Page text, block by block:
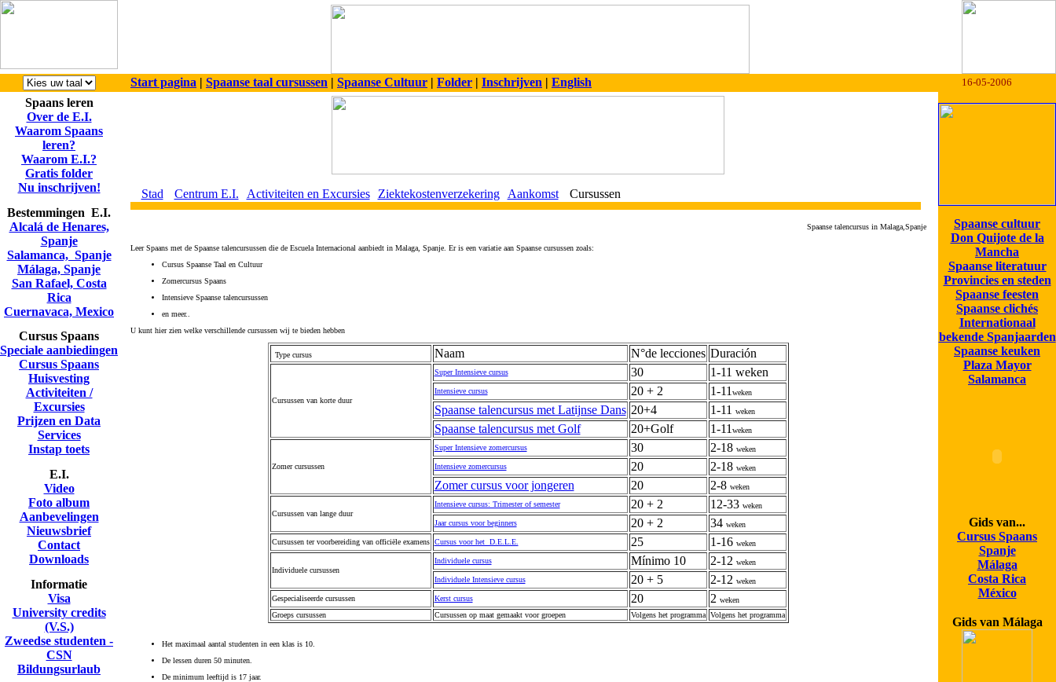
Start pagina | Spaanse taal cursussen | Spaanse Cultuur | Folder | Inschrijven | English 16-05-2006
Spaans leren
Over de E.I.
Waarom Spaans
leren?
Waarom E.I.?
Gratis folder
Nu inschrijven!
Bestemmingen E.I.
Alcalá de Henares,
Spanje
Salamanca, Spanje
Málaga, Spanje
San Rafael, Costa
Rica
Cuernavaca, Mexico
Cursus Spaans
Speciale aanbiedingen
Cursus Spaans
Huisvesting
Activiteiten /
Excursies
Prijzen en Data
Services
Instap toets
E.I.
Video
Foto album
Aanbevelingen
Nieuwsbrief
Contact
Downloads
Informatie
Visa
University credits
(V.S.)
Zweedse studenten -
CSN
Bildungsurlaub
Stad Centrum E.I. Activiteiten en Excursies Ziektekostenverzekering Aankomst Cursussen
Spaanse talencursus in Malaga,Spanje
Leer Spaans met de Spaanse talencursussen die de Escuela Internacional aanbiedt in Malaga, Spanje. Er is een variatie aan Spaanse cursussen zoals:
Cursus Spaanse Taal en Cultuur
Zomercursus Spaans
Intensieve Spaanse talencursussen
en meer..
U kunt hier zien welke verschillende cursussen wij te bieden hebben
Type cursus Naam N°de lecciones Duración
Cursussenvan korte duur
Super Intensieve cursus 30 1-11 weken
Intensieve cursus 20 + 2 1-11 weken
Spaanse talencursus met Latijnse Dans 20+4 1-11 weken
Spaanse talencursus met Golf 20+Golf 1-11 weken
Zomer cursussen
Super Intensieve zomercursus 30 2-18 weken
Intensieve zomercursus
20 2-18 weken
Zomer cursus voor jongeren 20 2-8 weken
Cursussen van lange duur
Intensieve cursus: Trimester of semester 20 + 2 12-33 weken
Jaar cursus voor beginners
20 + 2 34 weken
Cursussen ter voorbereiding van officiële examens Cursus voor het D.E.L.E. 25 1-16 weken
Individuele cursussen
Individuele cursus Mínimo 10 2-12 weken
Individuele Intensieve cursus
20 + 5 2-12 weken
Gespecialiseerde cursussen
Kerst cursus 20 2 weken
Groeps cursussen
Cursussen op maat gemaakt voor groepen Volgens het programma Volgens het programma
Het maximaal aantal studenten in een klas is 10.
De lessen duren 50 minuten.
De minimum leeftijd is 17 jaar.
Spaanse cultuur
Don Quijote de la
Mancha
Spaanse literatuur
Provincies en steden
Spaanse feesten
Spaanse clichés
Internationaal
bekende Spanjaarden
Spaanse keuken
Plaza Mayor
Salamanca
Gids van...
Cursus Spaans
Spanje
Málaga
Costa Rica
México
Gids van Málaga